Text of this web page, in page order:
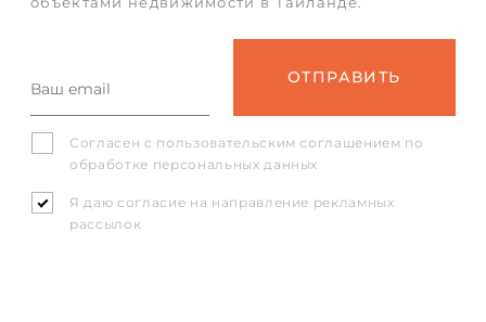
Согласен с пользовательским соглашением по
обработке персональных данных
Я даю согласие на направление рекламных
рассылок